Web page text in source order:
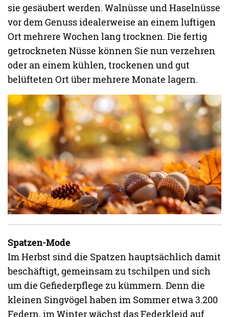
sie gesäubert werden. Walnüsse und Haselnüsse
vor dem Genuss idealerweise an einem luftigen
Ort mehrere Wochen lang trocknen. Die fertig
getrockneten Nüsse können Sie nun verzehren
oder an einem kühlen, trockenen und gut
belüfteten Ort über mehrere Monate lagern.
Spatzen-Mode
Im Herbst sind die Spatzen hauptsächlich damit
beschäftigt, gemeinsam zu tschilpen und sich
um die Gefiederpflege zu kümmern. Denn die
kleinen Singvögel haben im Sommer etwa 3.200
Federn, im Winter wächst das Federkleid auf